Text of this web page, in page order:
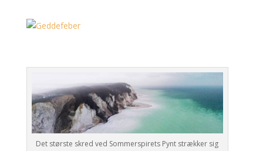
Det største skred ved Sommerspirets Pynt strækker sig